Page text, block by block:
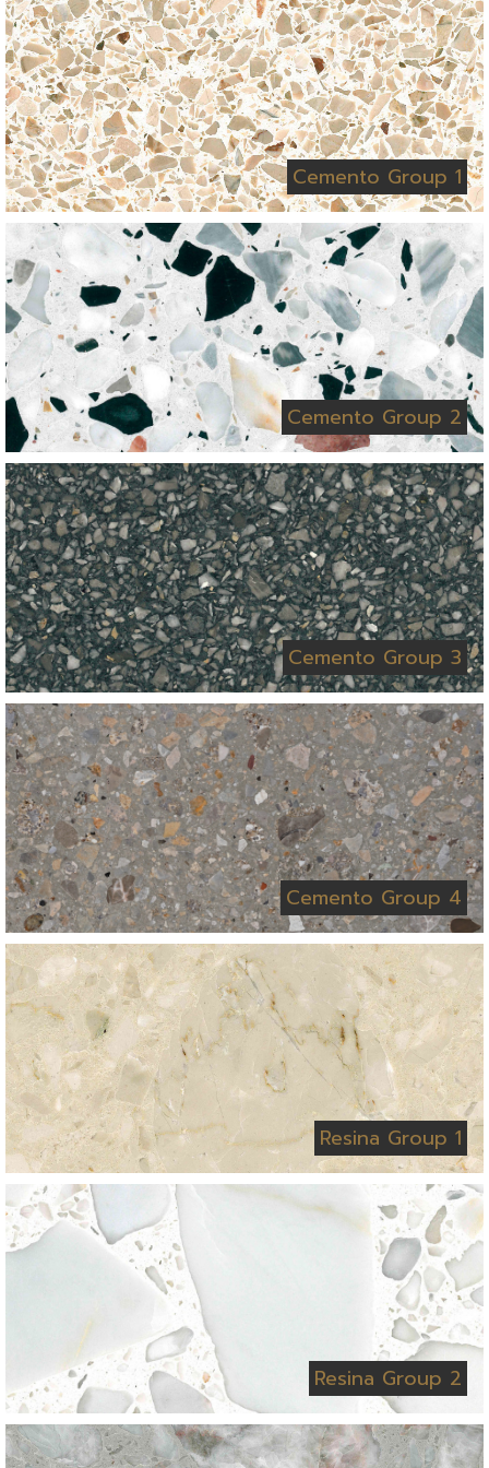
Cemento Group 1
Cemento Group 2
Cemento Group 3
Cemento Group 4
Resina Group 1
Resina Group 2